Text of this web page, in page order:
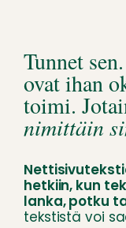
Tunnet
ovat ihan
toimi.
nimittäin
hetkiin, kun
lanka, potku
tekstistä voi